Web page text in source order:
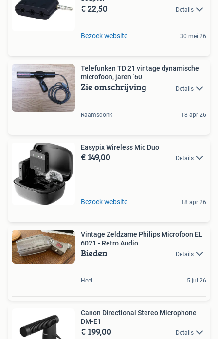
€ 22,50 Details
Bezoek website 30 mei 26
Telefunken TD 21 vintage dynamische
microfoon, jaren ‘60
Zie omschrijving Details
Raamsdonk 18 apr 26
Easypix Wireless Mic Duo
€ 149,00 Details
Bezoek website 18 apr 26
Vintage Zeldzame Philips Microfoon EL
6021 - Retro Audio
Bieden Details
Heel 5 jul 26
Canon Directional Stereo Microphone
DM-E1
€ 199,00 Details